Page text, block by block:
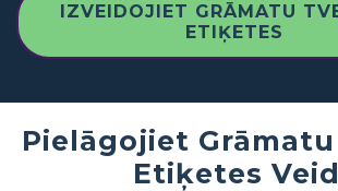
IZVEIDOJIET GRĀMATU
ETIĶETES
Pielāgojiet
Etiķetes